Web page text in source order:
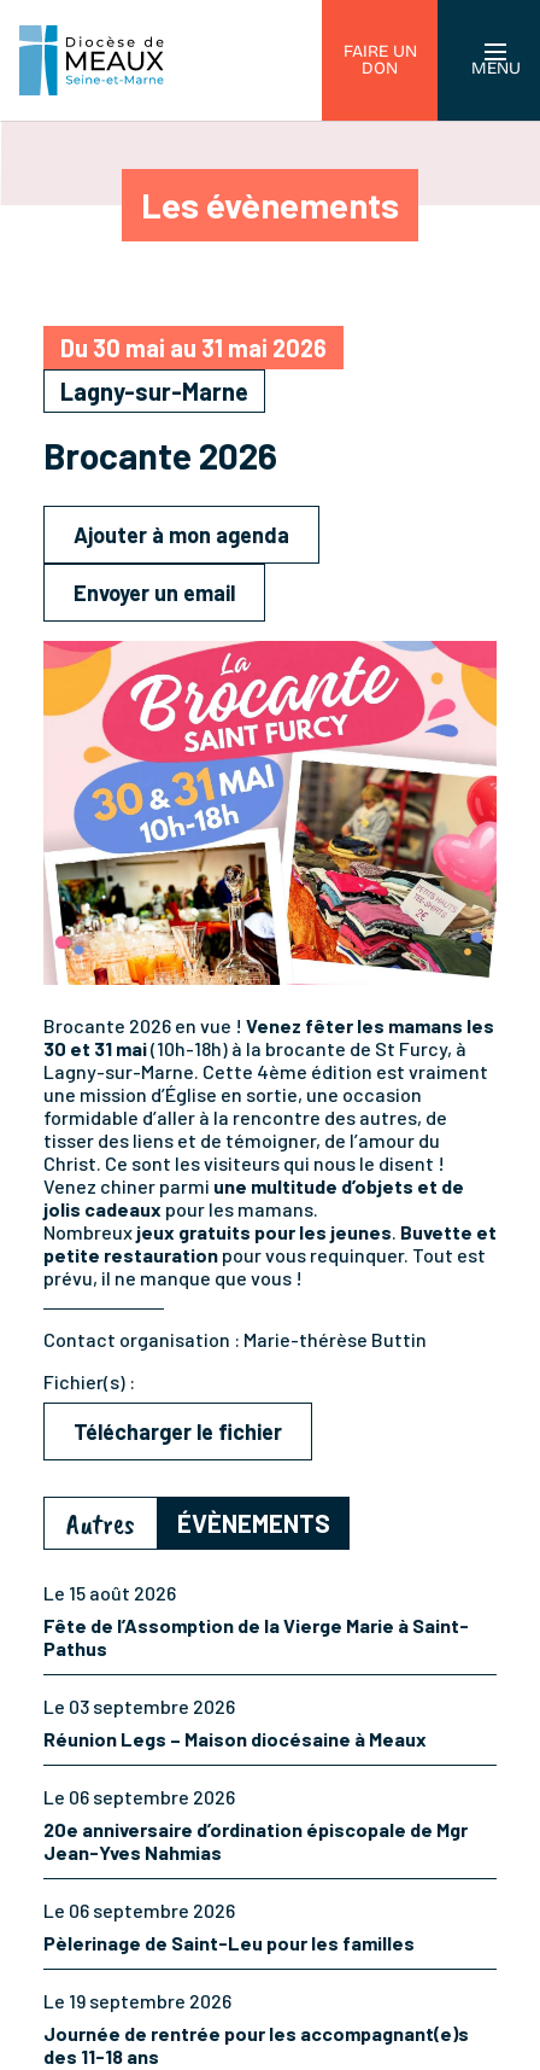
FAIRE UN
DON
MENU
Les évènements
Du 30 mai au 31 mai 2026
Lagny-sur-Marne
Brocante 2026
Ajouter à mon agenda
Envoyer un email
Brocante 2026 en vue ! Venez fêter les mamans les
30 et 31 mai(10h-18h) à la brocante de St Furcy, à
Lagny-sur-Marne. Cette 4ème édition est vraiment
une mission d’Église en sortie, une occasion
formidable d’aller à la rencontre des autres, de
tisser des liens et de témoigner, de l’amour du
Christ. Ce sont les visiteurs qui nous le disent !
Venez chiner parmi une multitude d’objets et de
jolis cadeaux pour les mamans.
Nombreux jeux gratuits pour les jeunes. Buvette et
petite restauration pour vous requinquer. Tout est
prévu, il ne manque que vous !
Contact organisation : Marie-thérèse Buttin
Fichier(s) :
Télécharger le fichier
Autres ÉVÈNEMENTS
Le 15 août 2026
Fête de l’Assomption de la Vierge Marie à Saint-
Pathus
Le 03 septembre 2026
Réunion Legs – Maison diocésaine à Meaux
Le 06 septembre 2026
20e anniversaire d’ordination épiscopale de Mgr
Jean-Yves Nahmias
Le 06 septembre 2026
Pèlerinage de Saint-Leu pour les familles
Le 19 septembre 2026
Journée de rentrée pour les accompagnant(e)s
des 11-18 ans